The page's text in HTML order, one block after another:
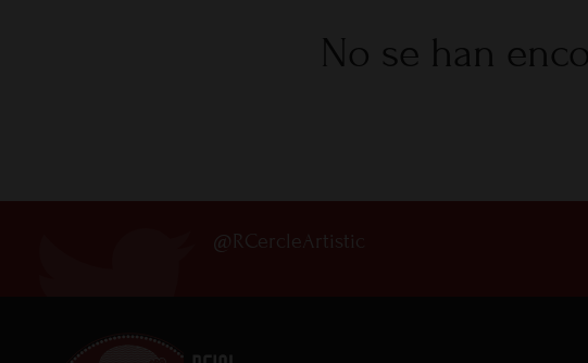
No se han
@RCercleArtistic